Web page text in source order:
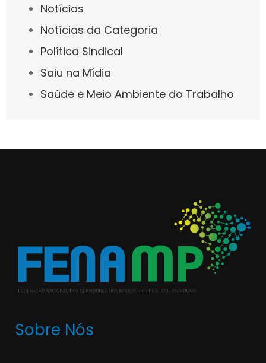
Notícias
Notícias da Categoria
Política Sindical
Saiu na Mídia
Saúde e Meio Ambiente do Trabalho
Sobre Nós